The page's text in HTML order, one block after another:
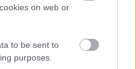
on web or
to be sent to
purposes.